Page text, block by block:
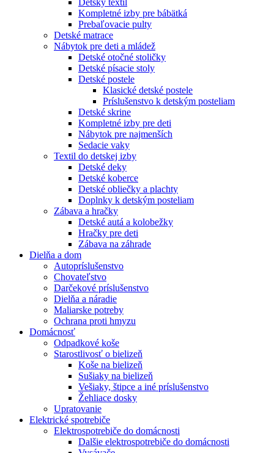
Kompletné izby pre bábätká
Prebaľovacie pulty
Detské matrace
Nábytok pre deti a mládež
Detské otočné stoličky
Detské písacie stoly
Detské postele
Klasické detské postele
Príslušenstvo k detským posteliam
Detské skrine
Kompletné izby pre deti
Nábytok pre najmenších
Sedacie vaky
Textil do detskej izby
Detské deky
Detské koberce
Detské obliečky a plachty
Doplnky k detským posteliam
Zábava a hračky
Detské autá a kolobežky
Hračky pre deti
Zábava na záhrade
Dielňa a dom
Autopríslušenstvo
Chovateľstvo
Darčekové príslušenstvo
Dielňa a náradie
Maliarske potreby
Ochrana proti hmyzu
Domácnosť
Odpadkové koše
Starostlivosť o bielizeň
Koše na bielizeň
Sušiaky na bielizeň
Vešiaky, štipce a iné príslušenstvo
Žehliace dosky
Upratovanie
Elektrické spotrebiče
Elektrospotrebiče do domácnosti
Dalšie elektrospotrebiče do domácnosti